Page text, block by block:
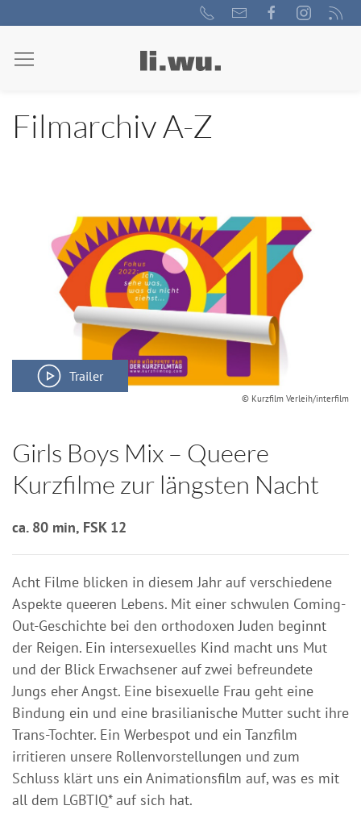
Filmarchiv A-Z
Trailer
© Kurzfilm Verleih/interfilm
Girls Boys Mix – Queere
Kurzfilme zur längsten Nacht
ca. 80 min, FSK 12
Acht Filme blicken in diesem Jahr auf verschiedene
Aspekte queeren Lebens. Mit einer schwulen Coming-
Out-Geschichte bei den orthodoxen Juden beginnt
der Reigen. Ein intersexuelles Kind macht uns Mut
und der Blick Erwachsener auf zwei befreundete
Jungs eher Angst. Eine bisexuelle Frau geht eine
Bindung ein und eine brasilianische Mutter sucht ihre
Trans-Tochter. Ein Werbespot und ein Tanzfilm
irritieren unsere Rollenvorstellungen und zum
Schluss klärt uns ein Animationsfilm auf, was es mit
all dem LGBTIQ* auf sich hat.